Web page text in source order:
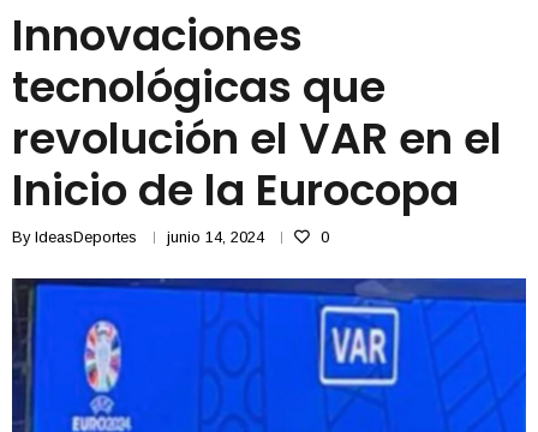
Innovaciones
tecnológicas que
revolución el VAR en el
Inicio de la Eurocopa
By IdeasDeportes junio 14, 2024 0